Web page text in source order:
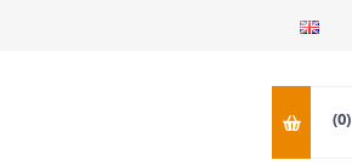
(0)